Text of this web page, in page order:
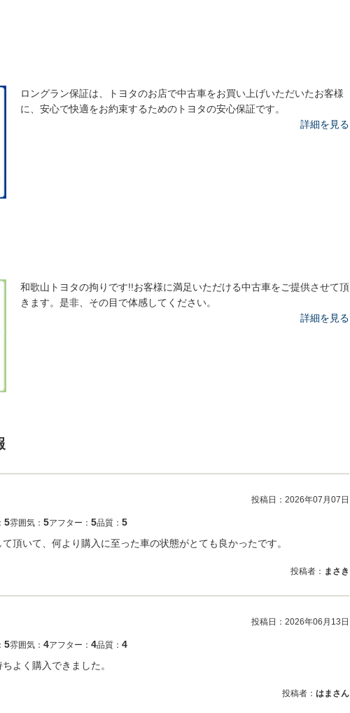
ロングラン保証は、トヨタのお店で中古車をお買い上げいただいたお客様
に、安心で快適をお約束するためのトヨタの安心保証です。
詳細を見る
和歌山トヨタの拘りです!!お客様に満足いただける中古車をご提供させて頂
きます。是非、その目で体感してください。
詳細を見る
投稿日： 2026年07月07日
5雰囲気： 5アフター： 5品質： 5
頂いて、何より購入に至った車の状態がとても良かったです。
投稿者： まさき
投稿日： 2026年06月13日
5雰囲気： 4アフター： 4品質： 4
よく購入できました。
投稿者： はまさん